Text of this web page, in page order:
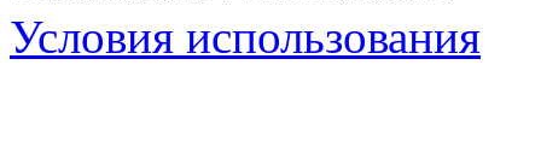
Условия использования